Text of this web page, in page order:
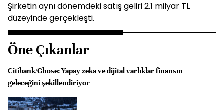
Şirketin aynı dönemdeki satış geliri 2.1 milyar TL
düzeyinde gerçekleşti.
Öne Çıkanlar
Citibank/Ghose: Yapay zeka ve dijital varlıklar finansın
geleceğini şekillendiriyor